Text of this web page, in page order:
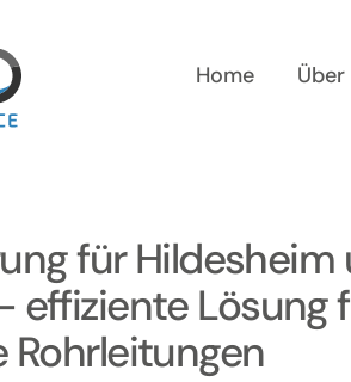
Home
für Hildesheim
effiziente Lösung